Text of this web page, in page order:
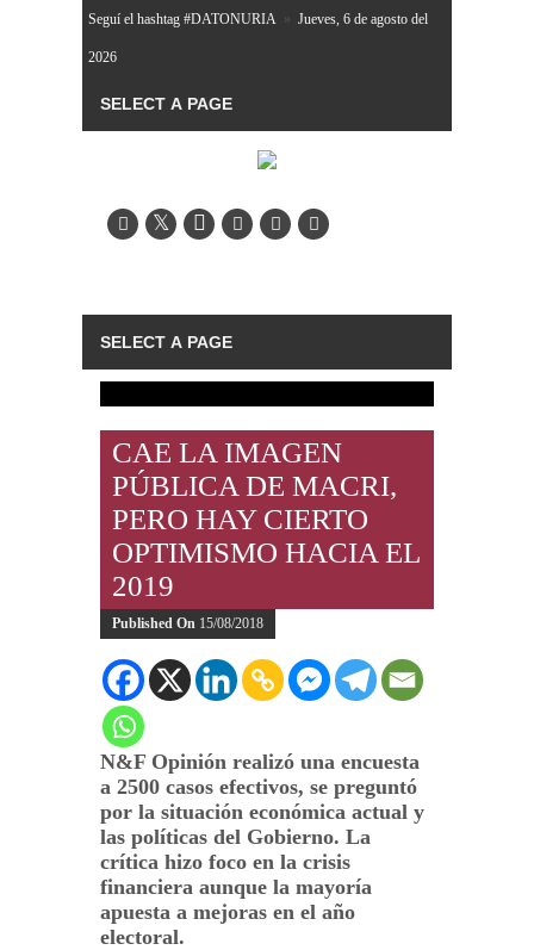
Seguí el hashtag #DATONURIA » Jueves, 6 de agosto del
2026
CAE LA IMAGEN
PÚBLICA DE MACRI,
PERO HAY CIERTO
OPTIMISMO HACIA EL
2019
Published On 15/08/2018
N&F Opinión realizó una encuesta
a 2500 casos efectivos, se preguntó
por la situación económica actual y
las políticas del Gobierno. La
crítica hizo foco en la crisis
financiera aunque la mayoría
apuesta a mejoras en el año
electoral.